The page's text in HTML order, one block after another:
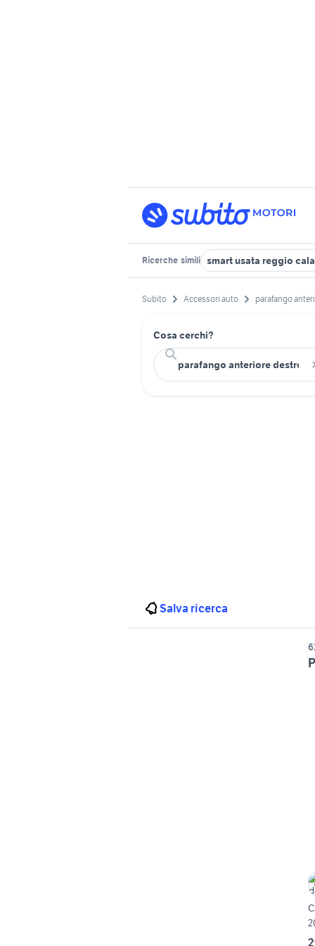
Ricerche simili smart usata reggio
Subito Accessori auto parafango
Cosa cerchi?
Salva ricerca